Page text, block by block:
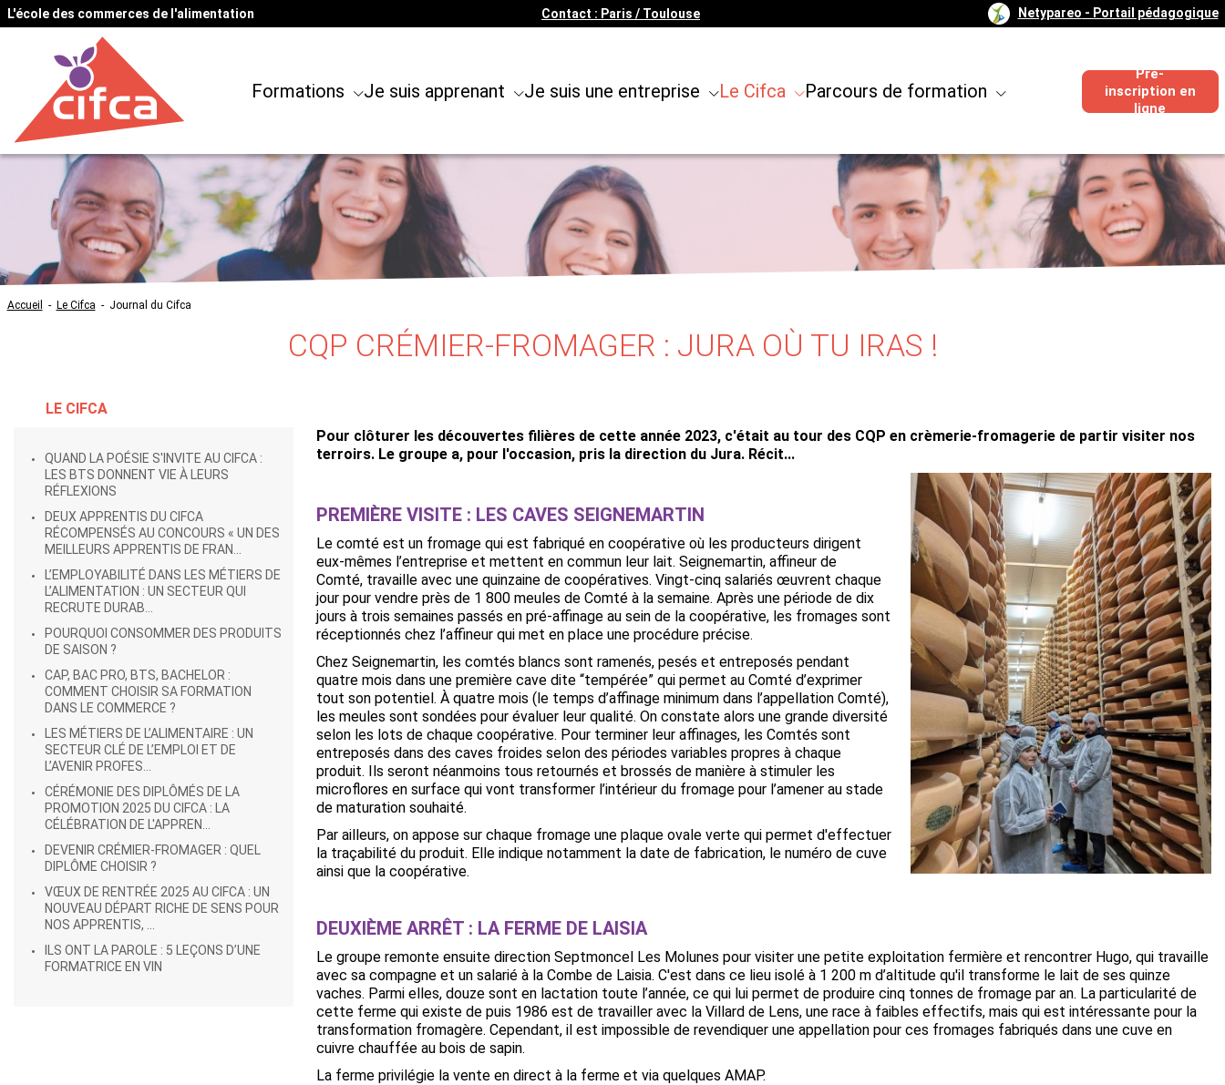
L'école des commerces de l'alimentation Contact : Paris / Toulouse Netypareo - Portail pédagogique
Formations Je suis apprenant Je suis une entreprise Le Cifca Parcours de formation
Pré-
inscription en
ligne
Accueil - Le Cifca - Journal du Cifca
CQP CRÉMIER-FROMAGER : JURA OÙ TU IRAS !
LE CIFCA
QUAND LA POÉSIE S'INVITE AU CIFCA :
LES BTS DONNENT VIE À LEURS
RÉFLEXIONS
DEUX APPRENTIS DU CIFCA
RÉCOMPENSÉS AU CONCOURS « UN DES
MEILLEURS APPRENTIS DE FRAN...
L’EMPLOYABILITÉ DANS LES MÉTIERS DE
L’ALIMENTATION : UN SECTEUR QUI
RECRUTE DURAB...
POURQUOI CONSOMMER DES PRODUITS
DE SAISON ?
CAP, BAC PRO, BTS, BACHELOR :
COMMENT CHOISIR SA FORMATION
DANS LE COMMERCE ?
LES MÉTIERS DE L’ALIMENTAIRE : UN
SECTEUR CLÉ DE L’EMPLOI ET DE
L’AVENIR PROFES...
CÉRÉMONIE DES DIPLÔMÉS DE LA
PROMOTION 2025 DU CIFCA : LA
CÉLÉBRATION DE L'APPREN...
DEVENIR CRÉMIER-FROMAGER : QUEL
DIPLÔME CHOISIR ?
VŒUX DE RENTRÉE 2025 AU CIFCA : UN
NOUVEAU DÉPART RICHE DE SENS POUR
NOS APPRENTIS, ...
ILS ONT LA PAROLE : 5 LEÇONS D’UNE
FORMATRICE EN VIN
Pour clôturer les découvertes filières de cette année 2023, c'était au tour des CQP en crèmerie-fromagerie de partir visiter nos
terroirs. Le groupe a, pour l'occasion, pris la direction du Jura. Récit...
PREMIÈRE VISITE : LES CAVES SEIGNEMARTIN
Le comté est un fromage qui est fabriqué en coopérative où les producteurs dirigent
eux-mêmes l’entreprise et mettent en commun leur lait.Seignemartin, affineur de
Comté, travaille avec une quinzaine de coopératives. Vingt-cinq salariés œuvrent chaque
jour pour vendre près de 1 800 meules de Comté à la semaine. Après une période de dix
jours à trois semaines passés en pré-affinage au sein de la coopérative, les fromages sont
réceptionnés chez l’affineur qui met en place une procédure précise.
Chez Seignemartin, les comtés blancs sont ramenés, pesés et entreposés pendant
quatre mois dans une première cave dite “tempérée” qui permet au Comté d’exprimer
tout son potentiel. À quatre mois (le temps d’affinage minimum dans l’appellation Comté),
les meules sont sondées pour évaluer leur qualité. On constate alors une grande diversité
selon les lots de chaque coopérative. Pour terminer leur affinages, les Comtés sont
entreposés dans des caves froides selon des périodes variables propres à chaque
produit. Ils seront néanmoins tous retournés et brossésde manière à stimuler les
microflores en surface qui vont transformer l’intérieur du fromage pour l’amener au stade
de maturation souhaité.
Par ailleurs, on appose sur chaque fromage une plaque ovale verte qui permet d'effectuer
la traçabilité du produit. Elle indique notamment la date de fabrication, le numéro de cuve
ainsi que la coopérative.
DEUXIÈME ARRÊT : LA FERME DE LAISIA
Le groupe remonte ensuite direction Septmoncel Les Molunes pour visiter une petite exploitation fermière et rencontrer Hugo, qui travaille
avec sa compagne et un salarié à la Combe de Laisia. C'est dans ce lieu isolé à 1 200 m d’altitude qu'il transforme le lait de ses quinze
vaches. Parmi elles, douze sont en lactation toute l’année, ce qui lui permet de produire cinq tonnes de fromage par an. La particularité de
cette ferme qui existe de puis 1986 est de travailler avec la Villard de Lens, une race à faibles effectifs, mais qui est intéressante pour la
transformation fromagère. Cependant, il est impossible de revendiquer une appellation pour ces fromages fabriqués dans une cuve en
cuivre chauffée au bois de sapin.
La ferme privilégie la vente en direct à la ferme et via quelques AMAP.